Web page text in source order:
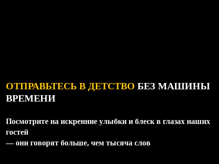
ОТПРАВЬТЕСЬ В ДЕТСТВО БЕЗ МАШИНЫ
ВРЕМЕНИ
Посмотрите на искренние улыбки и блеск в глазах наших
гостей
— они говорят больше, чем тысяча слов